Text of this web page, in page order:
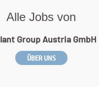
Alle Jobs von
Group Austria GmbH
ÜBER UNS